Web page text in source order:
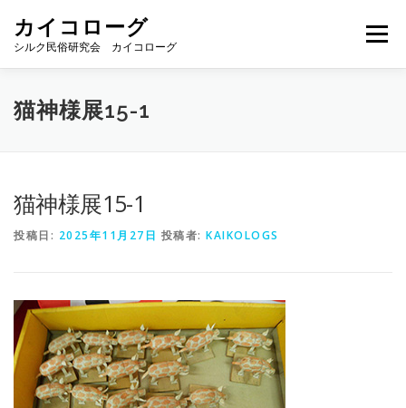
カイコローグ
シルク民俗研究会 カイコローグ
メニュー
カイコローグの歩み
猫神様展15-1
猫神様展15-1
投稿日: 2025年11月27日 投稿者: KAIKOLOGS